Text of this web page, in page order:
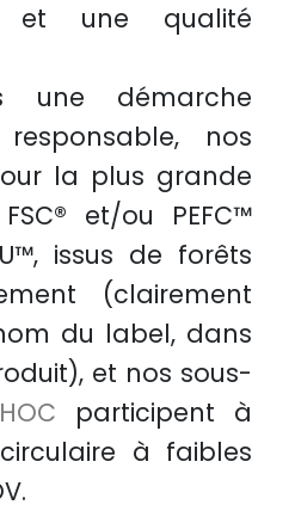
une qualité
une démarche
, nos
la plus grande
FSC® et/ou PEFC™
, issus de forêts
(clairement
du label, dans
et nos sous-
participent à
à faibles